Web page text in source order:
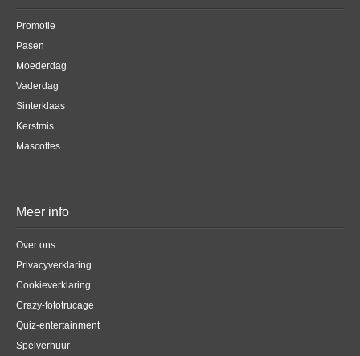
Promotie
Pasen
Moederdag
Vaderdag
Sinterklaas
Kerstmis
Mascottes
Meer info
Over ons
Privacyverklaring
Cookieverklaring
Crazy-fototrucage
Quiz-entertainment
Spelverhuur